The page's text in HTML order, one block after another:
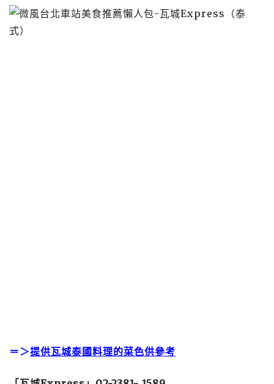
＝＞提供瓦城泰國料理的菜色供參考